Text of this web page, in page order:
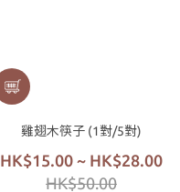
雞翅木筷子 (1對/5對)
HK$15.00 ~ HK$28.00
HK$50.00